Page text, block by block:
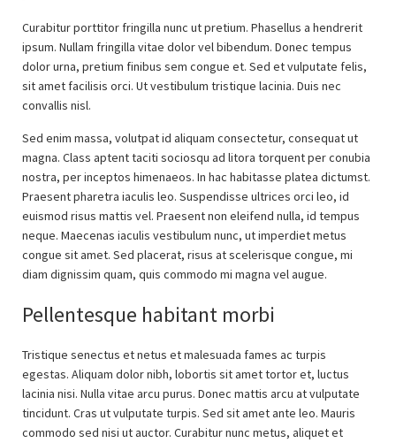
Curabitur porttitor fringilla nunc ut pretium. Phasellus a hendrerit
ipsum. Nullam fringilla vitae dolor vel bibendum. Donec tempus
dolor urna, pretium finibus sem congue et. Sed et vulputate felis,
sit amet facilisis orci. Ut vestibulum tristique lacinia. Duis nec
convallis nisl.
Sed enim massa, volutpat id aliquam consectetur, consequat ut
magna. Class aptent taciti sociosqu ad litora torquent per conubia
nostra, per inceptos himenaeos. In hac habitasse platea dictumst.
Praesent pharetra iaculis leo. Suspendisse ultrices orci leo, id
euismod risus mattis vel. Praesent non eleifend nulla, id tempus
neque. Maecenas iaculis vestibulum nunc, ut imperdiet metus
congue sit amet. Sed placerat, risus at scelerisque congue, mi
diam dignissim quam, quis commodo mi magna vel augue.
Pellentesque habitant morbi
Tristique senectus et netus et malesuada fames ac turpis
egestas. Aliquam dolor nibh, lobortis sit amet tortor et, luctus
lacinia nisi. Nulla vitae arcu purus. Donec mattis arcu at vulputate
tincidunt. Cras ut vulputate turpis. Sed sit amet ante leo. Mauris
commodo sed nisi ut auctor. Curabitur nunc metus, aliquet et